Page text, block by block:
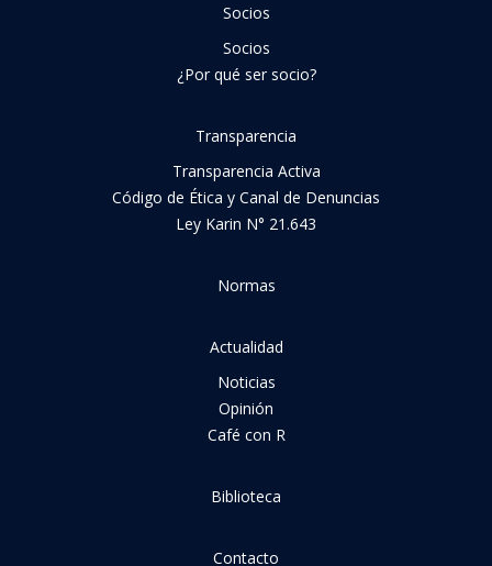
Socios
Socios
¿Por qué ser socio?
Transparencia
Transparencia Activa
Código de Ética y Canal de Denuncias
Ley Karin N° 21.643
Normas
Actualidad
Noticias
Opinión
Café con R
Biblioteca
Contacto